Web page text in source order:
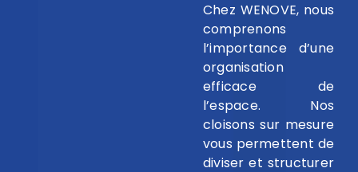
Chez WENOVE, nous
comprenons
l’importance d’une
organisation
efficace de
l’espace. Nos
cloisons sur mesure
vous permettent de
diviser et structurer